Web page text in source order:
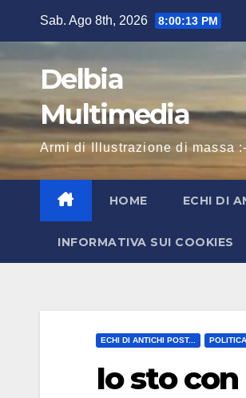
contenuto
Sab. Ago 8th, 2026 8:00:14 PM
Delbia
Multimedia
Armi di Illustrazione di massa
HOME ECHI DI
INFORMATIVA SUI COOKIES
ECHI DI ANTICHI POST... POLITICA
Io sto con